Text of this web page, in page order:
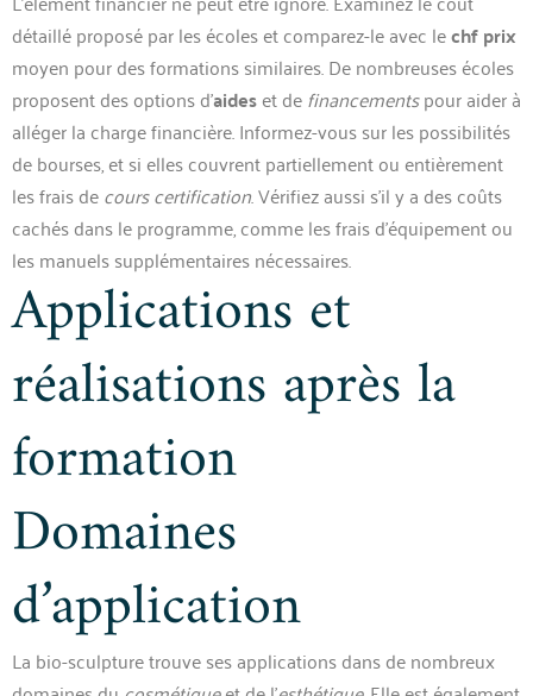
détaillé proposé par les écoles et comparez-le avec lechf prix
moyen pour des formations similaires. De nombreuses écoles
proposent des options d’aideset definancementspour aider à
alléger la charge financière. Informez-vous sur les possibilités
de bourses, et si elles couvrent partiellement ou entièrement
les frais decours certification. Vérifiez aussi s’il y a des coûts
cachés dans le programme, comme les frais d’équipement ou
les manuels supplémentaires nécessaires.
Applications et
réalisations après la
formation
Domaines
d’application
La bio-sculpture trouve ses applications dans de nombreux